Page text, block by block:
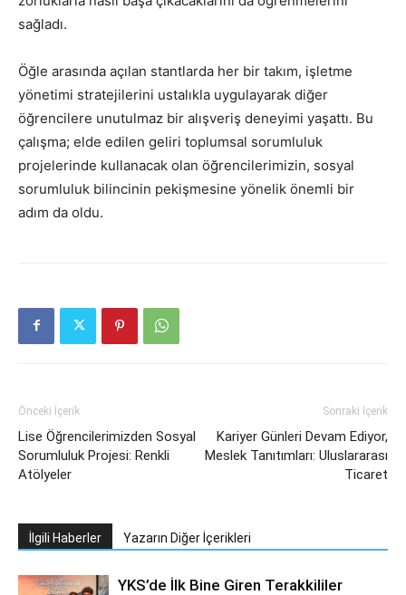
sağladı.
Öğle arasında açılan stantlarda her bir takım, işletme
yönetimi stratejilerini ustalıkla uygulayarak diğer
öğrencilere unutulmaz bir alışveriş deneyimi yaşattı. Bu
çalışma; elde edilen geliri toplumsal sorumluluk
projelerinde kullanacak olan öğrencilerimizin, sosyal
sorumluluk bilincinin pekişmesine yönelik önemli bir
adım da oldu.
Önceki İçerik
Lise Öğrencilerimizden Sosyal
Sorumluluk Projesi: Renkli
Atölyeler
Sonraki İçerik
Kariyer Günleri Devam Ediyor,
Meslek Tanıtımları: Uluslararası
Ticaret
İlgili Haberler Yazarın Diğer İçerikleri
YKS’de İlk Bine Giren Terakkililer